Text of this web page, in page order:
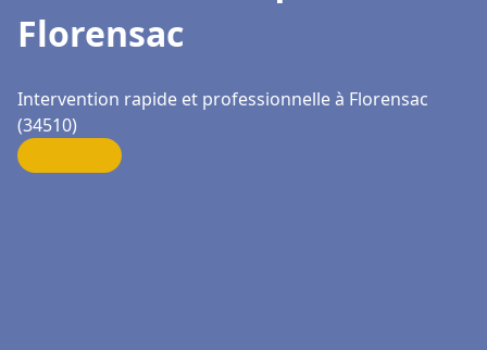
Florensac
Intervention rapide et professionnelle à Florensac
(34510)